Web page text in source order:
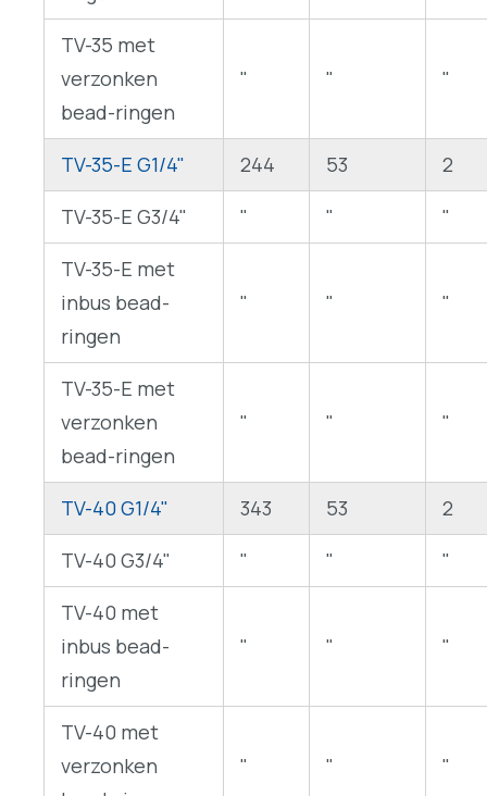
TV-35 met
verzonken
bead-ringen
" " "
TV-35-E G1/4" 244 53 2
TV-35-E G3/4"
" " "
TV-35-E met
inbus bead-
ringen
" " "
TV-35-E met
verzonken
bead-ringen
" " "
TV-40 G1/4" 343 53 2
TV-40 G3/4"
" " "
TV-40 met
inbus bead-
ringen
" " "
TV-40 met
verzonken
" " "